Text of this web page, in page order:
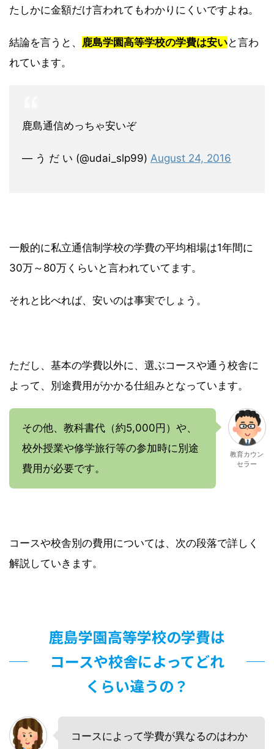
たしかに金額だけ言われてもわかりにくいですよね。
結論を言うと、 鹿島学園高等学校の学費は安いと言わ
れています。
鹿島通信めっちゃ安いぞ
— う だ い (@udai_slp99) August 24, 2016
一般的に私立通信制学校の学費の平均相場は1年間に
30万～80万くらいと言われていてます。
それと比べれば、安いのは事実でしょう。
ただし、基本の学費以外に、選ぶコースや通う校舎に
よって、別途費用がかかる仕組みとなっています。
その他、教科書代（約5,000円）や、
校外授業や修学旅行等の参加時に別途
費用が必要です。
教育カウン
セラー
コースや校舎別の費用については、次の段落で詳しく
解説していきます。
鹿島学園高等学校の学費は
コースや校舎によってどれ
くらい違うの？
コースによって学費が異なるのはわか